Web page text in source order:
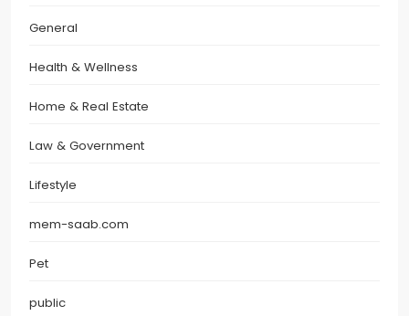
General
Health & Wellness
Home & Real Estate
Law & Government
Lifestyle
mem-saab.com
Pet
public